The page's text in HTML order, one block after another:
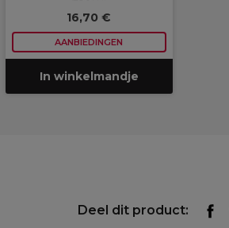
16,70 €
AANBIEDINGEN
In winkelmandje
Deel dit product: